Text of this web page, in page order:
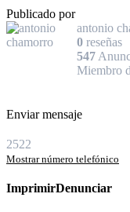
Publicado por
antonio
0 reseñas
547
Miembro
Enviar mensaje
2522
Mostrar número telefónico
ImprimirDenunciar